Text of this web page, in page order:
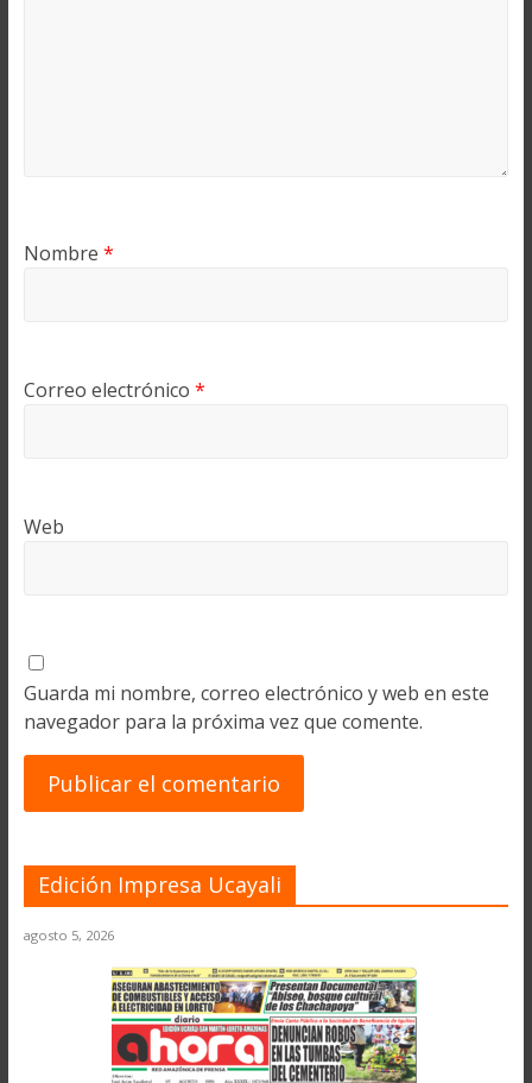
Nombre *
Correo electrónico *
Web
Guarda mi nombre, correo electrónico y web en este
navegador para la próxima vez que comente.
Edición Impresa Ucayali
agosto 5, 2026